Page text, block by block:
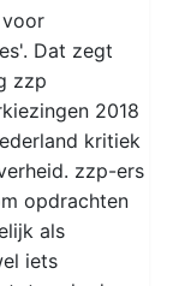
Dat zegt
zzp
2018
kritiek
zzp-ers
opdrachten
als
iets